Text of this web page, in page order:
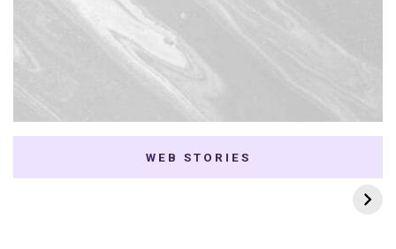
WEB STORIES
7 K-dramas Enemies
to Lovers
Thai Dramas com
First e Khaotung